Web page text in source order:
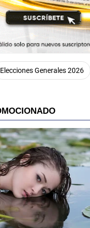
Elecciones Generales 2026